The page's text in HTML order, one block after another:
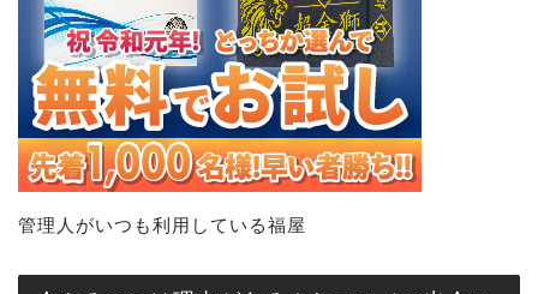
管理人がいつも利用している福屋